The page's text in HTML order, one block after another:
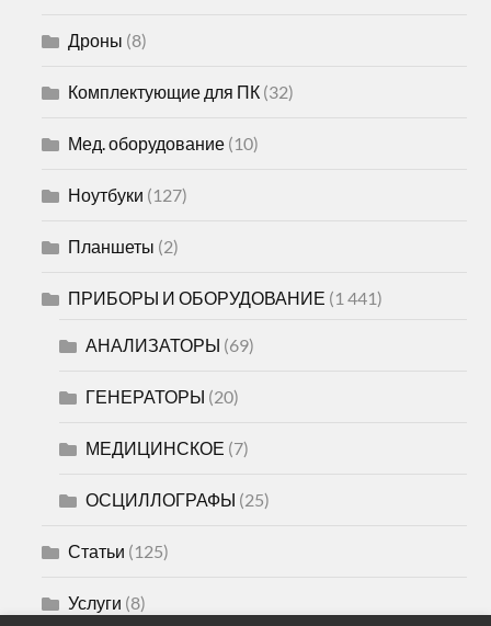
Дроны (8)
Комплектующие для ПК (32)
Мед. оборудование (10)
Ноутбуки (127)
Планшеты (2)
ПРИБОРЫ И ОБОРУДОВАНИЕ (1 441)
АНАЛИЗАТОРЫ (69)
ГЕНЕРАТОРЫ (20)
МЕДИЦИНСКОЕ (7)
ОСЦИЛЛОГРАФЫ (25)
Статьи (125)
Услуги (8)